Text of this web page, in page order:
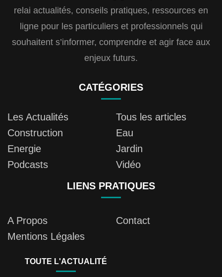
relai actualités, conseils pratiques, ressources en
ligne pour les particuliers et professionnels qui
souhaitent s’informer, comprendre et agir face aux
enjeux futurs.
CATÉGORIES
Les Actualités
Tous les articles
Construction
Eau
Energie
Jardin
Podcasts
Vidéo
LIENS PRATIQUES
A Propos
Contact
Mentions Légales
TOUTE L'ACTUALITÉ